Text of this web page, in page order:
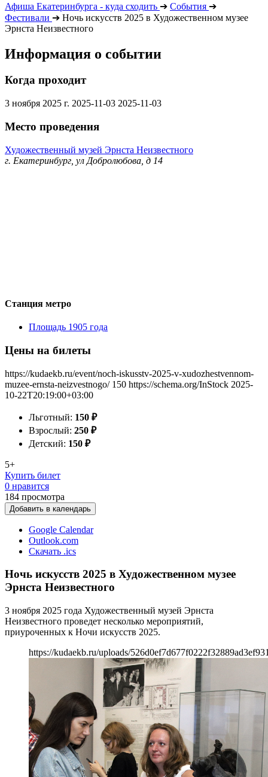
Афиша Екатеринбурга - куда сходить ➔ События ➔
Фестивали ➔ Ночь искусств 2025 в Художественном музее
Эрнста Неизвестного
Информация о событии
Когда проходит
3 ноября 2025 г. 2025-11-03 2025-11-03
Место проведения
Художественный музей Эрнста Неизвестного
г. Екатеринбург, ул Добролюбова, д 14
Станция метро
Площадь 1905 года
Цены на билеты
https://kudaekb.ru/event/noch-iskusstv-2025-v-xudozhestvennom-
muzee-ernsta-neizvestnogo/ 150 https://schema.org/InStock 2025-
10-22T20:19:00+03:00
Льготный: 150 ₽
Взрослый: 250 ₽
Детский: 150 ₽
5+
Купить билет
0 нравится
184 просмотра
Добавить в календарь
Google Calendar
Outlook.com
Скачать .ics
Ночь искусств 2025 в Художественном музее
Эрнста Неизвестного
3 ноября 2025 года Художественный музей Эрнста
Неизвестного проведет несколько мероприятий,
приуроченных к Ночи искусств 2025.
https://kudaekb.ru/uploads/